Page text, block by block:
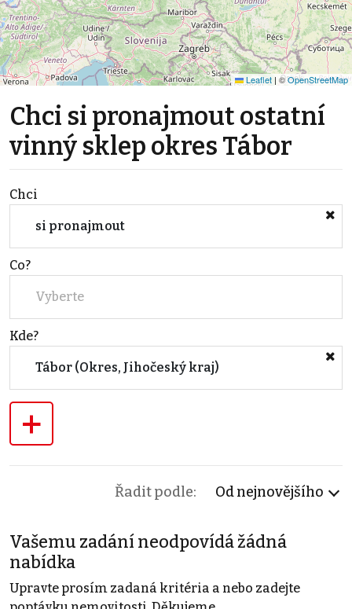
Leaflet | ©OpenStreetMap
Chci si pronajmout ostatní
vinný sklep okres Tábor
Chci
si pronajmout
Co?
Vyberte
Kde?
Tábor (Okres, Jihočeský kraj)
+
Řadit podle: Od nejnovějšího
Vašemu zadání neodpovídá žádná
nabídka
Upravte prosím zadaná kritéria a nebo zadejte